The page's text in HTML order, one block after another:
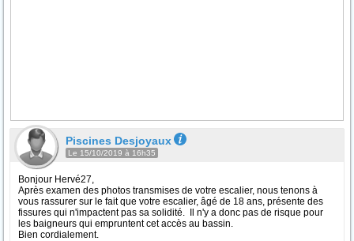
Piscines Desjoyaux
Le 15/10/2019 à 16h35
Bonjour Hervé27,
Après examen des photos transmises de votre escalier, nous tenons à
vous rassurer sur le fait que votre escalier, âgé de 18 ans, présente des
fissures qui n'impactent pas sa solidité. Il n'y a donc pas de risque pour
les baigneurs qui empruntent cet accès au bassin.
Bien cordialement.